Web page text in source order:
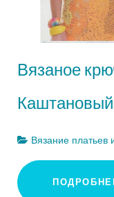
Вязаное
Вязание платьев